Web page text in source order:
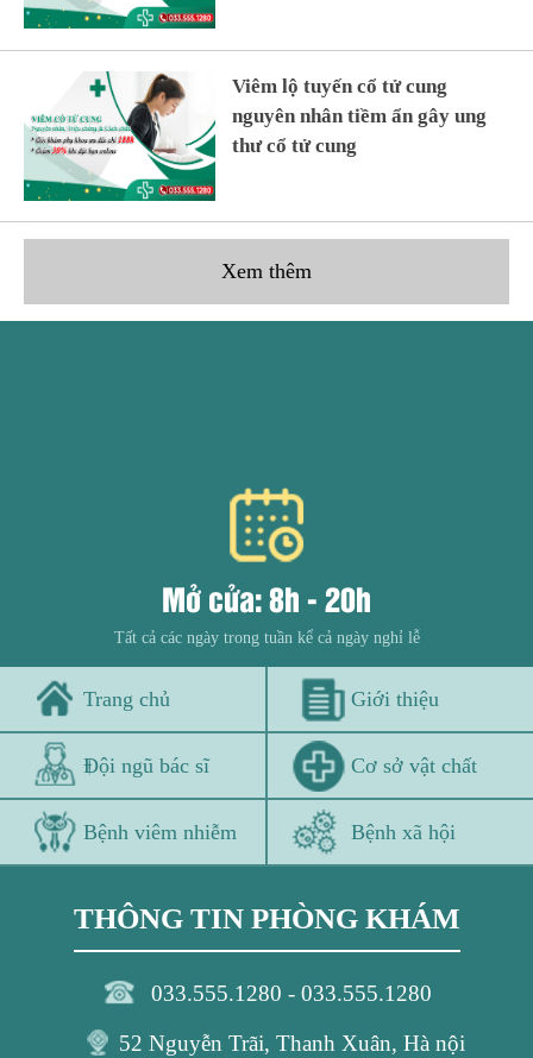
Viêm lộ tuyến cổ tử cung
nguyên nhân tiềm ẩn gây ung
thư cổ tử cung
Xem thêm
Mở cửa: 8h - 20h
Tất cả các ngày trong tuần kể cả ngày nghỉ lễ
Trang chủ Giới thiệu
Đội ngũ bác sĩ Cơ sở vật chất
Bệnh viêm nhiễm Bệnh xã hội
THÔNG TIN PHÒNG KHÁM
033.555.1280 - 033.555.1280
52 Nguyễn Trãi, Thanh Xuân, Hà nội